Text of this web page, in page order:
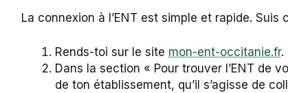
La connexion à l’ENT est simple et rapide. Suis
Rends-toi sur le site mon-ent-occitanie.fr.
Dans la section « Pour trouver l’ENT de
de ton établissement, qu’il s’agisse de